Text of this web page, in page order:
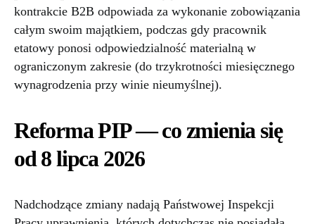
kontrakcie B2B odpowiada za wykonanie zobowiązania
całym swoim majątkiem, podczas gdy pracownik
etatowy ponosi odpowiedzialność materialną w
ograniczonym zakresie (do trzykrotności miesięcznego
wynagrodzenia przy winie nieumyślnej).
Reforma PIP — co zmienia się
od 8 lipca 2026
Nadchodzące zmiany nadają Państwowej Inspekcji